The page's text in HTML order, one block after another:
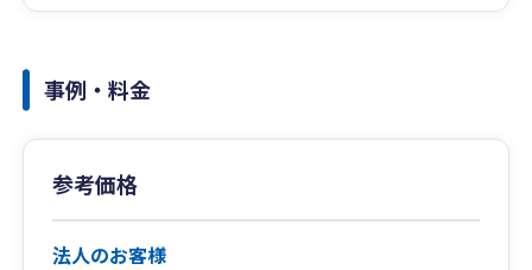
事例・料金
参考価格
法人のお客様